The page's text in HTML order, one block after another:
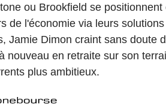
ou Brookfield se
de l'économie via leurs
Jamie Dimon craint sans doute
nouveau en retraite sur son
plus ambitieux.